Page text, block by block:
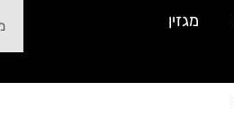
מגזין